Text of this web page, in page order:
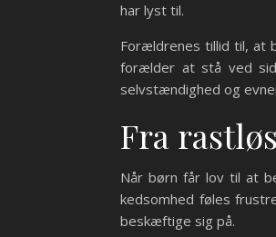
har lyst til.
Forældrenes tillid til, at
forælder at stå ved
selvstændighed og
Fra
Når børn får lov til at
kedsomhed føles
beskæftige sig på.